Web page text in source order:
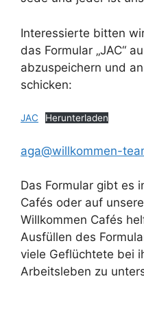
Interessierte bitten
das Formular „JAC“
abzuspeichern und
schicken:
JAC Herunterladen
aga@willkommen-
Das Formular gibt es
Cafés oder auf
Willkommen Cafés
Ausfüllen des
viele Geflüchtete bei
Arbeitsleben zu